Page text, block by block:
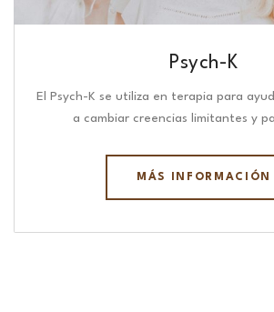
Psych-K
El Psych-K se utiliza en terapia para
a cambiar creencias limitantes y
MÁS INFORMACIÓN